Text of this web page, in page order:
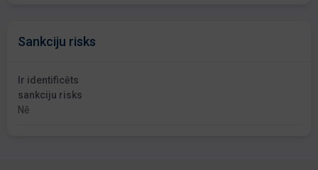
Sankciju risks
Ir identificēts
sankciju risks
Nē